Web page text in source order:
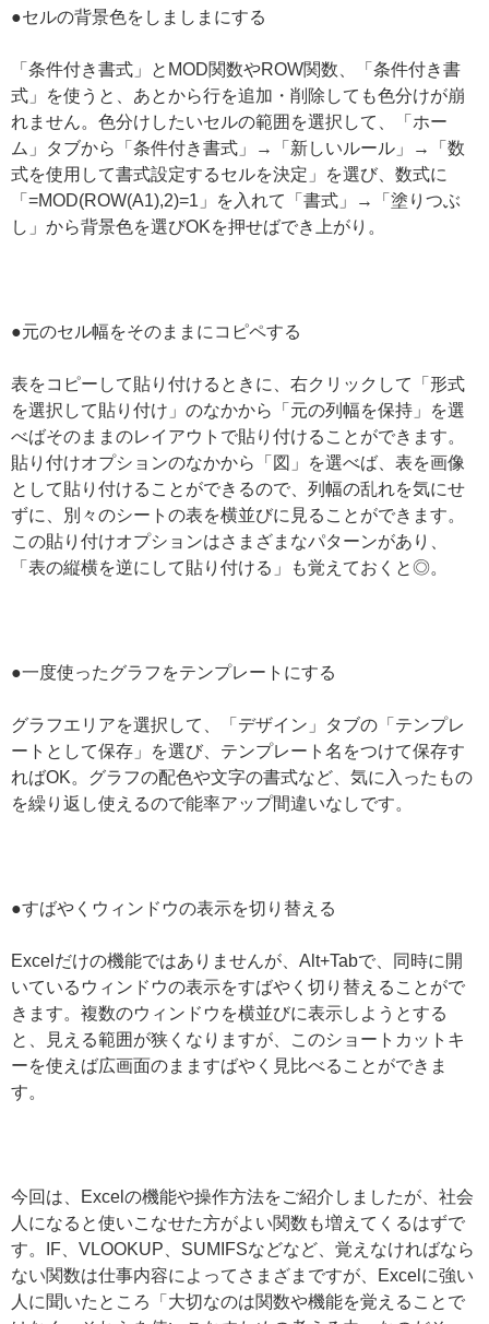
●セルの背景色をしましまにする
「条件付き書式」とMOD関数やROW関数、「条件付き書
式」を使うと、あとから行を追加・削除しても色分けが崩
れません。色分けしたいセルの範囲を選択して、「ホー
ム」タブから「条件付き書式」→「新しいルール」→「数
式を使用して書式設定するセルを決定」を選び、数式に
「=MOD(ROW(A1),2)=1」を入れて「書式」→「塗りつぶ
し」から背景色を選びOKを押せばでき上がり。
●元のセル幅をそのままにコピペする
表をコピーして貼り付けるときに、右クリックして「形式
を選択して貼り付け」のなかから「元の列幅を保持」を選
べばそのままのレイアウトで貼り付けることができます。
貼り付けオプションのなかから「図」を選べば、表を画像
として貼り付けることができるので、列幅の乱れを気にせ
ずに、別々のシートの表を横並びに見ることができます。
この貼り付けオプションはさまざまなパターンがあり、
「表の縦横を逆にして貼り付ける」も覚えておくと◎。
●一度使ったグラフをテンプレートにする
グラフエリアを選択して、「デザイン」タブの「テンプレ
ートとして保存」を選び、テンプレート名をつけて保存す
ればOK。グラフの配色や文字の書式など、気に入ったもの
を繰り返し使えるので能率アップ間違いなしです。
●すばやくウィンドウの表示を切り替える
Excelだけの機能ではありませんが、Alt+Tabで、同時に開
いているウィンドウの表示をすばやく切り替えることがで
きます。複数のウィンドウを横並びに表示しようとする
と、見える範囲が狭くなりますが、このショートカットキ
ーを使えば広画面のまますばやく見比べることができま
す。
今回は、Excelの機能や操作方法をご紹介しましたが、社会
人になると使いこなせた方がよい関数も増えてくるはずで
す。IF、VLOOKUP、SUMIFSなどなど、覚えなければなら
ない関数は仕事内容によってさまざまですが、Excelに強い
人に聞いたところ「大切なのは関数や機能を覚えることで